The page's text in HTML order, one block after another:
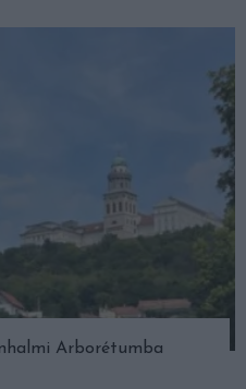
Arborétumba